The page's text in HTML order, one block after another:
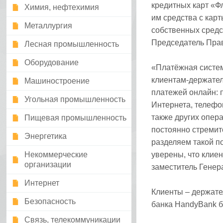
Химия, нефтехимия
Металлургия
Лесная промышленность
Оборудование
Машиностроение
Угольная промышленность
Пищевая промышленность
Энергетика
Некоммерческие
организации
Интернет
Безопасность
Связь, телекоммуникации
кредитных карт
им средства с
собственных
Председатель
«Платёжная
клиентам-
платежей онлайн:
Интернета,
также других
постоянно
разделяем такой
уверены, что
заместитель
Клиенты –
банка HandyBank